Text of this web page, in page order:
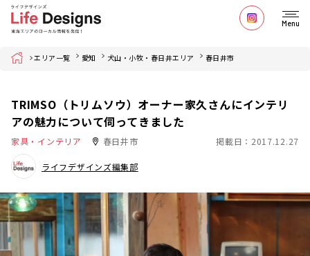
Menu
Home エリア一覧 愛知 犬山・小牧・春日井エリア 春日井市
TRIMSO（トリムソウ）オーナー家久さんにインテリ
アの魅力について伺ってきました
家具・インテリア 春日井市 掲載日：2017.12.27
ライフデザインズ編集部